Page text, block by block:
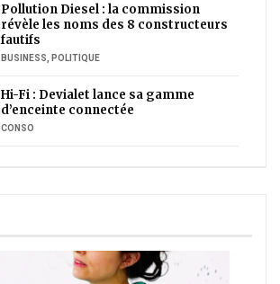
Pollution Diesel : la commission
révèle les noms des 8 constructeurs
fautifs
BUSINESS POLITIQUE
Hi-Fi : Devialet lance sa gamme
d’enceinte connectée
CONSO